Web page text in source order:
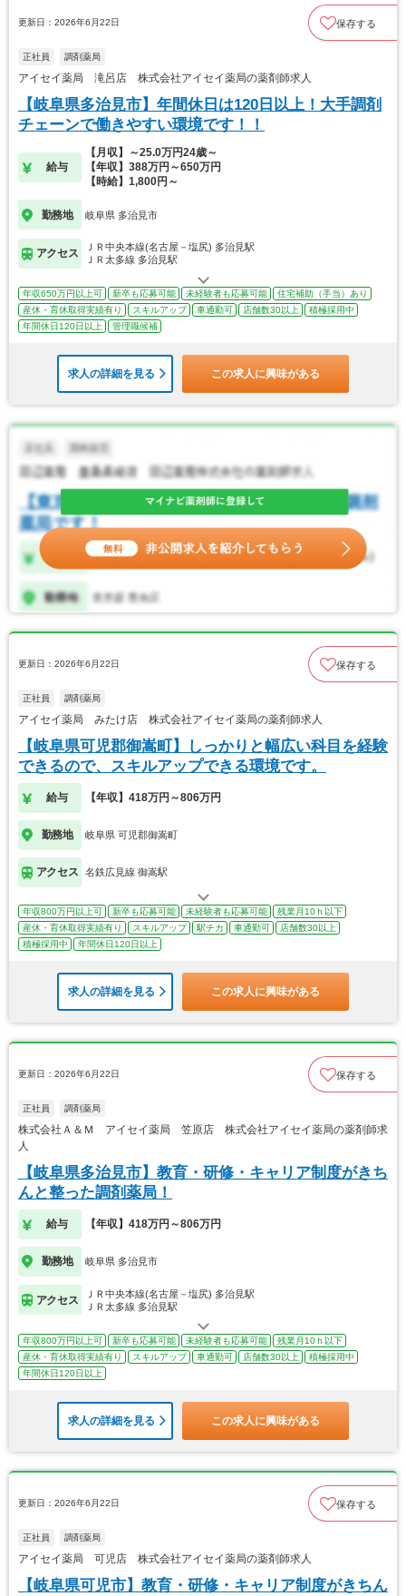
更新日：2026年6月22日 保存する
正社員 調剤薬局
アイセイ薬局 滝呂店 株式会社アイセイ薬局の薬剤師求人
【岐阜県多治見市】年間休日は120日以上！大手調剤
チェーンで働きやすい環境です！！
給与
【月収】～25.0万円24歳～
【年収】388万円～650万円
【時給】1,800円～
勤務地 岐阜県 多治見市
アクセス
ＪＲ中央本線(名古屋－塩尻) 多治見駅
ＪＲ太多線 多治見駅
年収650万円以上可 新卒も応募可能 未経験者も応募可能
住宅補助（手当）あり
産休・育休取得実績有り
スキルアップ 車通勤可 店舗数30以上
積極採用中
年間休日120日以上
管理職候補
求人の詳細を見る この求人に興味がある
更新日：2026年6月22日 保存する
正社員 調剤薬局
アイセイ薬局 みたけ店 株式会社アイセイ薬局の薬剤師求人
【岐阜県可児郡御嵩町】しっかりと幅広い科目を経験
できるので、スキルアップできる環境です。
給与 【年収】418万円～806万円
勤務地 岐阜県 可児郡御嵩町
アクセス 名鉄広見線 御嵩駅
年収800万円以上可 新卒も応募可能 未経験者も応募可能
残業月10ｈ以下
産休・育休取得実績有り
スキルアップ 駅チカ 車通勤可
店舗数30以上
積極採用中
年間休日120日以上
求人の詳細を見る この求人に興味がある
更新日：2026年6月22日 保存する
正社員 調剤薬局
株式会社Ａ＆Ｍ アイセイ薬局 笠原店 株式会社アイセイ薬局の薬剤師求
人
【岐阜県多治見市】教育・研修・キャリア制度がきち
んと整った調剤薬局！
給与 【年収】418万円～806万円
勤務地 岐阜県 多治見市
アクセス
ＪＲ中央本線(名古屋－塩尻) 多治見駅
ＪＲ太多線 多治見駅
年収800万円以上可 新卒も応募可能 未経験者も応募可能
残業月10ｈ以下
産休・育休取得実績有り
スキルアップ 車通勤可 店舗数30以上
積極採用中
年間休日120日以上
求人の詳細を見る この求人に興味がある
更新日：2026年6月22日 保存する
正社員 調剤薬局
アイセイ薬局 可児店 株式会社アイセイ薬局の薬剤師求人
【岐阜県可児市】教育・研修・キャリア制度がきちん